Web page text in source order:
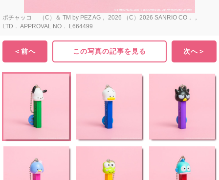
ポチャッコ （C）＆ TM by PEZ AG， 2026 （C）2026 SANRIO CO．，
LTD． APPROVAL NO． L664499
＜前へ この写真の記事を見る 次へ＞